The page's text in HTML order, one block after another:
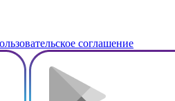
соглашение